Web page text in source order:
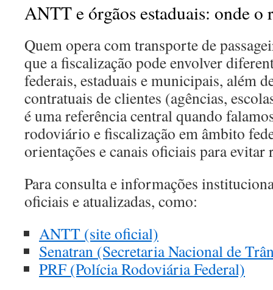
ANTT e órgãos estaduais: onde o
Quem opera com transporte de
que a fiscalização pode envolver
federais, estaduais e municipais, além
contratuais de clientes (agências,
é uma referência central quando
rodoviário e fiscalização em âmbito
orientações e canais oficiais para
Para consulta e informações
oficiais e atualizadas, como:
ANTT (site oficial)
Senatran (Secretaria Nacional de
PRF (Polícia Rodoviária Federal)